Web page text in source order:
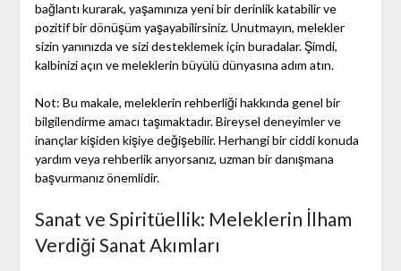
bağlantı kurarak, yaşamınıza yeni bir derinlik katabilir ve
pozitif bir dönüşüm yaşayabilirsiniz. Unutmayın, melekler
sizin yanınızda ve sizi desteklemek için buradalar. Şimdi,
kalbinizi açın ve meleklerin büyülü dünyasına adım atın.
Not: Bu makale, meleklerin rehberliği hakkında genel bir
bilgilendirme amacı taşımaktadır. Bireysel deneyimler ve
inançlar kişiden kişiye değişebilir. Herhangi bir ciddi konuda
yardım veya rehberlik arıyorsanız, uzman bir danışmana
başvurmanız önemlidir.
Sanat ve Spiritüellik: Meleklerin İlham
Verdiği Sanat Akımları